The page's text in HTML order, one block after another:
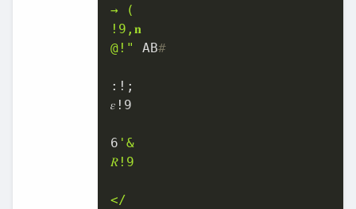
→ (
!9,𝐧
@!"
AB#
:!;
𝜀! 9
6 '&
𝑅!9
</